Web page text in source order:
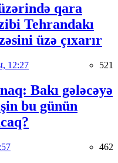
qara
Tehrandakı
üzə çıxarır
12:27 521
Bakı gələcəyə
bu günün
462